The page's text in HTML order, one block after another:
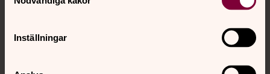
Inställningar
Kalender